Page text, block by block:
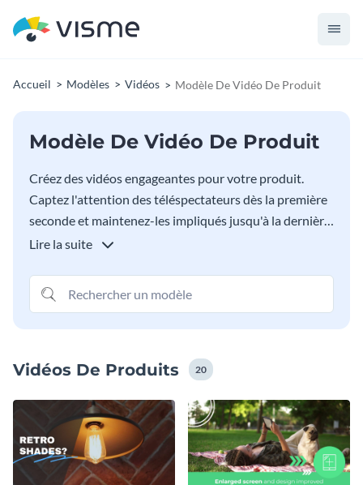
Accueil Modèles Vidéos Modèle De Vidéo De Produit
Modèle De Vidéo De Produit
Créez des vidéos engageantes pour votre produit.
Captez l'attention des téléspectateurs dès la première
seconde et maintenez-les impliqués jusqu'à la dernière.
La création de vidéos prend du temps, mais les modèles
économiser beaucoup de temps et d'argent car vous
n'avez pas besoin de l'aide d'un designer professionnel
séquences, images et audio ou choisissez parmi la
Lire la suite
Vidéos De Produits 20